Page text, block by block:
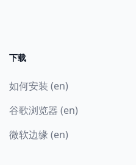
下载
如何安装 (en)
谷歌浏览器 (en)
微软边缘 (en)